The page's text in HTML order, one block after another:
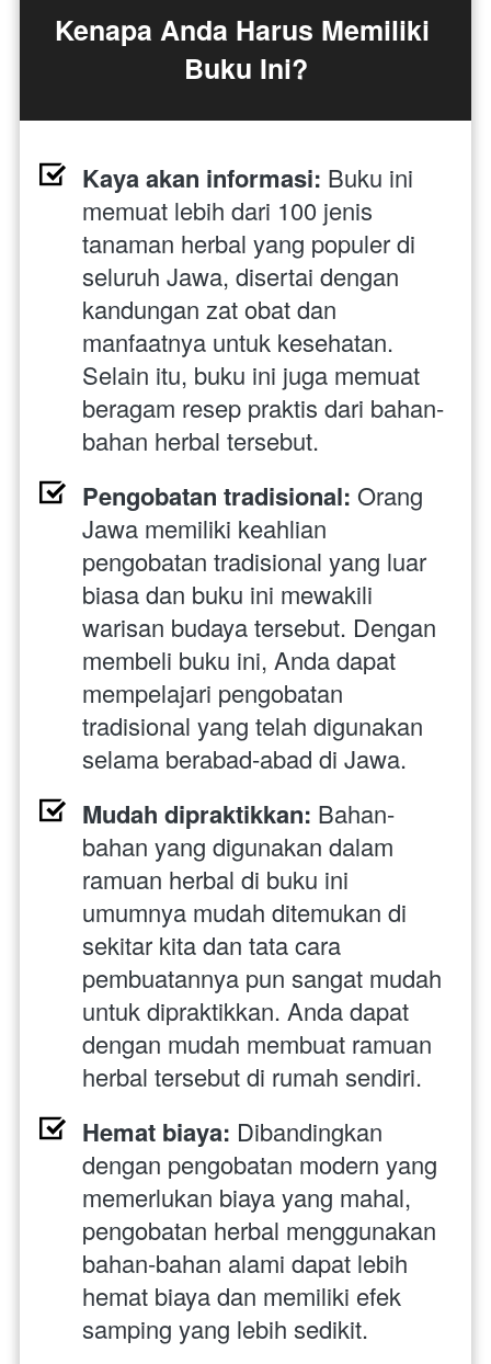
Kenapa Anda Harus Memiliki
Buku Ini?
Kaya akan informasi: Buku ini
memuat lebih dari 100 jenis
tanaman herbal yang populer di
seluruh Jawa, disertai dengan
kandungan zat obat dan
manfaatnya untuk kesehatan.
Selain itu, buku ini juga memuat
beragam resep praktis dari bahan-
bahan herbal tersebut.
Pengobatan tradisional: Orang
Jawa memiliki keahlian
pengobatan tradisional yang luar
biasa dan buku ini mewakili
warisan budaya tersebut. Dengan
membeli buku ini, Anda dapat
mempelajari pengobatan
tradisional yang telah digunakan
selama berabad-abad di Jawa.
Mudah dipraktikkan: Bahan-
bahan yang digunakan dalam
ramuan herbal di buku ini
umumnya mudah ditemukan di
sekitar kita dan tata cara
pembuatannya pun sangat mudah
untuk dipraktikkan. Anda dapat
dengan mudah membuat ramuan
herbal tersebut di rumah sendiri.
Hemat biaya: Dibandingkan
dengan pengobatan modern yang
memerlukan biaya yang mahal,
pengobatan herbal menggunakan
bahan-bahan alami dapat lebih
hemat biaya dan memiliki efek
samping yang lebih sedikit.